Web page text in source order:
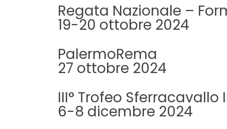
Regata Nazionale –
19-20 ottobre 2024
PalermoRema
27 ottobre 2024
III° Trofeo
6-8 dicembre 2024